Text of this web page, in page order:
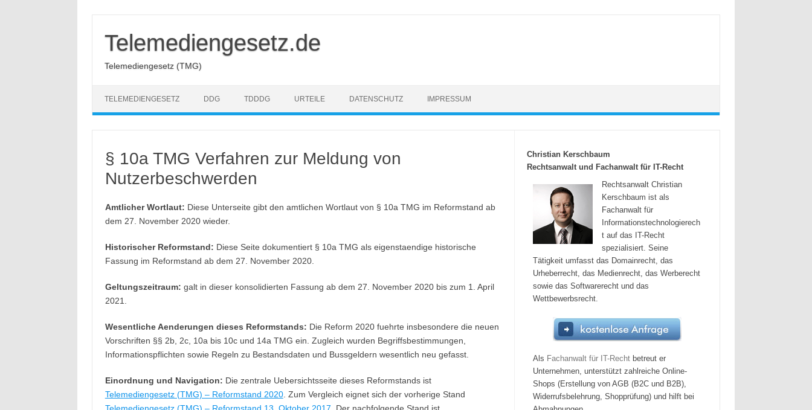
springen
Telemediengesetz.de
Telemediengesetz (TMG)
TELEMEDIENGESETZ DDG TDDDG URTEILE DATENSCHUTZ IMPRESSUM
§ 10a TMG Verfahren zur Meldung von
Nutzerbeschwerden
Amtlicher Wortlaut: Diese Unterseite gibt den amtlichen Wortlaut von § 10a TMG im Reformstand ab
dem 27. November 2020 wieder.
Historischer Reformstand: Diese Seite dokumentiert § 10a TMG als eigenstaendige historische
Fassung im Reformstand ab dem 27. November 2020.
Geltungszeitraum: galt in dieser konsolidierten Fassung ab dem 27. November 2020 bis zum 1. April
2021.
Wesentliche Aenderungen dieses Reformstands: Die Reform 2020 fuehrte insbesondere die neuen
Vorschriften §§ 2b, 2c, 10a bis 10c und 14a TMG ein. Zugleich wurden Begriffsbestimmungen,
Informationspflichten sowie Regeln zu Bestandsdaten und Bussgeldern wesentlich neu gefasst.
Einordnung und Navigation: Die zentrale Uebersichtsseite dieses Reformstands ist
Telemediengesetz (TMG) – Reformstand 2020. Zum Vergleich eignet sich der vorherige Stand
Christian Kerschbaum
Rechtsanwalt und Fachanwalt für IT-Recht
Rechtsanwalt Christian
Kerschbaum ist als
Fachanwalt für
Informationstechnologierech
t auf das IT-Recht
spezialisiert. Seine
Tätigkeit umfasst das Domainrecht, das
Urheberrecht, das Medienrecht, das Werberecht
sowie das Softwarerecht und das
Wettbewerbsrecht.
Als Fachanwalt für IT-Recht betreut er
Unternehmen, unterstützt zahlreiche Online-
Shops (Erstellung von AGB (B2C und B2B),
Widerrufsbelehrung, Shopprüfung) und hilft bei